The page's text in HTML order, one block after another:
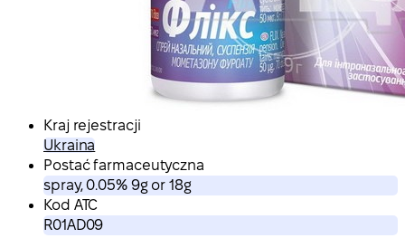
Kraj rejestracji
Ukraina
Postać farmaceutyczna
spray, 0.05% 9g or 18g
Kod ATC
R01AD09